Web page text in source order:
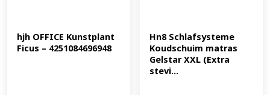
hjh OFFICE Kunstplant
Ficus – 4251084696948
Hn8 Schlafsysteme
Koudschuim matras
Gelstar XXL (Extra
stevi...